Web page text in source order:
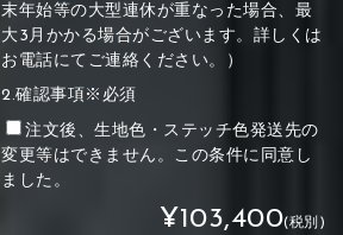
末年始等の大型連休が重なった場合、最
大3月かかる場合がございます。詳しくは
お電話にてご連絡ください。）
2.確認事項※必須
注文後、生地色・ステッチ色発送先の
変更等はできません。この条件に同意し
ました。
¥103,400(税別)